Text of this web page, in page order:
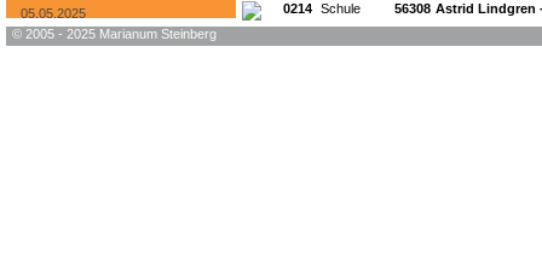
05.05.2025
0214 Schule 56308 Astrid Lindgren
© 2005 - 2025 Marianum Steinberg